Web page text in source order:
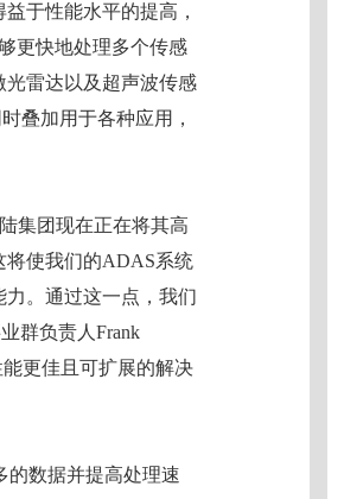
于性能水平的提高，
更快地处理多个传感
雷达以及超声波传感
叠加用于各种应用，
集团现在正在将其高
将使我们的ADAS系统
。通过这一点，我们
群负责人Frank
更佳且可扩展的解决
的数据并提高处理速